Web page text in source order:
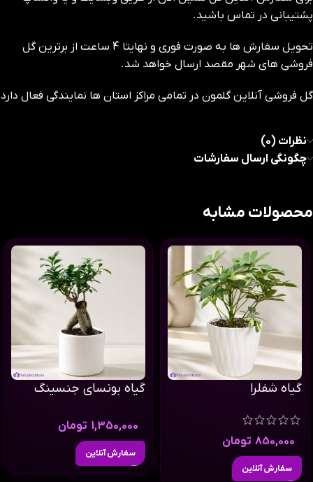
پشتیبانی در تماس باشید.
تحویل سفارش ها به صورت فوری و نهایتا 4 ساعت از برترین گل
فروشی های شهر مقصد ارسال خواهد شد.
گل فروشی آنلاین گلمون در تمامی مراکز استان ها نمایندگی فعال دارد
نظرات (0)
چگونگی ارسال سفارشات
محصولات مشابه
گیاه شفلرا
850,000 تومان
سفارش آنلاین
گیاه بونسای جنسینگ
1,350,000 تومان
سفارش آنلاین